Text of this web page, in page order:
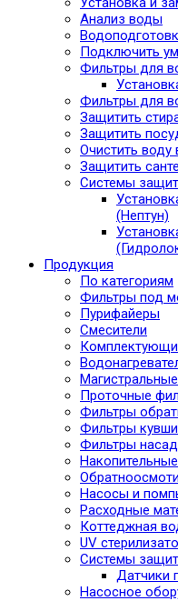
Анализ воды
Подключить
Фильтры для
Фильтры для
Защитить
Защитить
Очистить воду
Защитить
Системы
(Нептун)
Продукция
По категориям
Фильтры под
Пурифайеры
Смесители
Проточные
Фильтры
Фильтры
Фильтры
Насосы и
Расходные
Коттеджная
UV
Системы
Датчики
Насосное